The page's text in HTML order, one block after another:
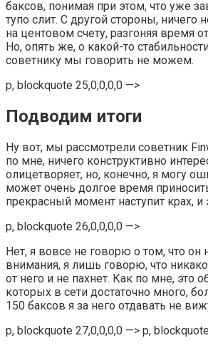
баксов, понимая при этом, что уже
тупо слит. С другой стороны, ничего
на центовом счету, разгоняя время
Но, опять же, о какой-то
советнику мы говорить не можем.
p, blockquote 25,0,0,0,0 —>
Подводим итоги
Ну вот, мы рассмотрели советник
по мне, ничего конструктивно
олицетворяет, но, конечно, я могу
может очень долгое время
прекрасный момент наступит крах, и
p, blockquote 26,0,0,0,0 —>
Нет, я вовсе не говорю о том, что он
внимания, я лишь говорю, что
от него и не пахнет. Как по мне, это
которых в сети достаточно много,
150 баксов я за него отдавать не
p, blockquote 27,0,0,0,0 —> p,